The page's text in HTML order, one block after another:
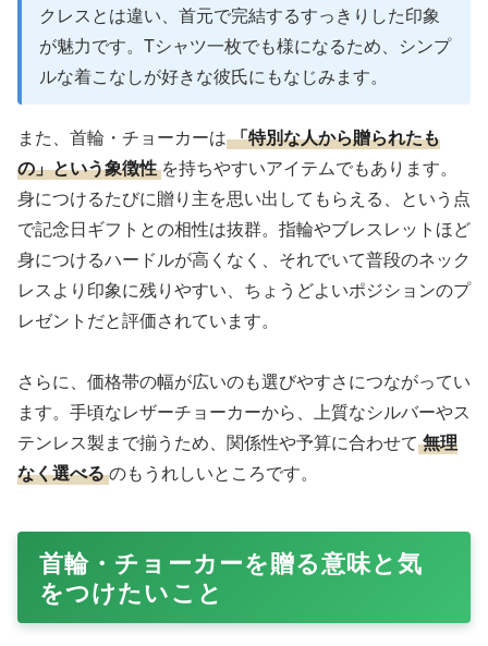
クレスとは違い、首元で完結するすっきりした印象
が魅力です。Tシャツ一枚でも様になるため、シンプ
ルな着こなしが好きな彼氏にもなじみます。
また、首輪・チョーカーは 「特別な人から贈られたも
の」という象徴性 を持ちやすいアイテムでもあります。
身につけるたびに贈り主を思い出してもらえる、という点
で記念日ギフトとの相性は抜群。指輪やブレスレットほど
身につけるハードルが高くなく、それでいて普段のネック
レスより印象に残りやすい、ちょうどよいポジションのプ
レゼントだと評価されています。
さらに、価格帯の幅が広いのも選びやすさにつながってい
ます。手頃なレザーチョーカーから、上質なシルバーやス
テンレス製まで揃うため、関係性や予算に合わせて 無理
なく選べるのもうれしいところです。
首輪・チョーカーを贈る意味と気
をつけたいこと